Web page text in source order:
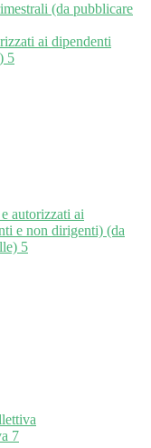
(da pubblicare
ai dipendenti
5
autorizzati ai
e non dirigenti) (da
5
7